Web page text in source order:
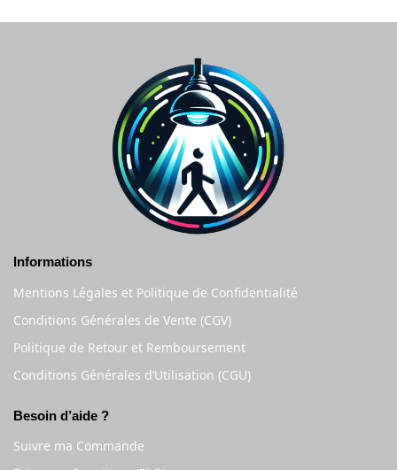
Informations
Mentions Légales et Politique de Confidentialité
Conditions Générales de Vente (CGV)
Politique de Retour et Remboursement
Conditions Générales d’Utilisation (CGU)
Besoin d’aide ?
Suivre ma Commande